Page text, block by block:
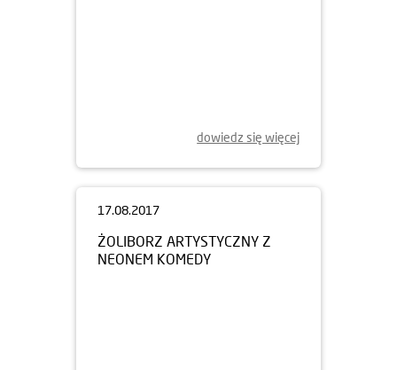
dowiedz się więcej
17.08.2017
ŻOLIBORZ ARTYSTYCZNY Z
NEONEM KOMEDY